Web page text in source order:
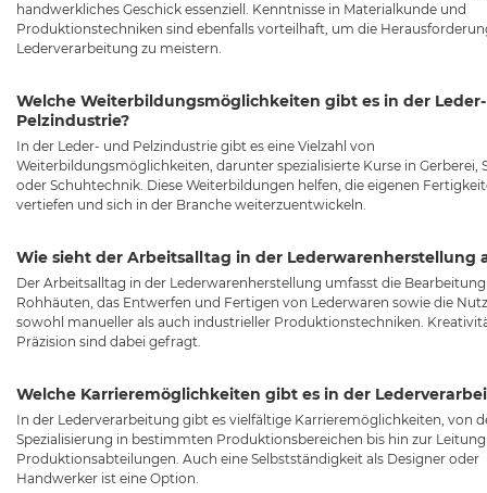
handwerkliches Geschick essenziell. Kenntnisse in Materialkunde und
Produktionstechniken sind ebenfalls vorteilhaft, um die
Lederverarbeitung zu meistern.
Welche Weiterbildungsmöglichkeiten gibt es in der
Pelzindustrie?
In der Leder- und Pelzindustrie gibt es eine Vielzahl von
Weiterbildungsmöglichkeiten, darunter spezialisierte Kurse in Gerberei,
oder Schuhtechnik. Diese Weiterbildungen helfen, die eigenen
vertiefen und sich in der Branche weiterzuentwickeln.
Wie sieht der Arbeitsalltag in der Lederwarenherstellung
Der Arbeitsalltag in der Lederwarenherstellung umfasst die
Rohhäuten, das Entwerfen und Fertigen von Lederwaren sowie die
sowohl manueller als auch industrieller Produktionstechniken.
Präzision sind dabei gefragt.
Welche Karrieremöglichkeiten gibt es in der
In der Lederverarbeitung gibt es vielfältige Karrieremöglichkeiten, von
Spezialisierung in bestimmten Produktionsbereichen bis hin zur
Produktionsabteilungen. Auch eine Selbstständigkeit als Designer oder
Handwerker ist eine Option.